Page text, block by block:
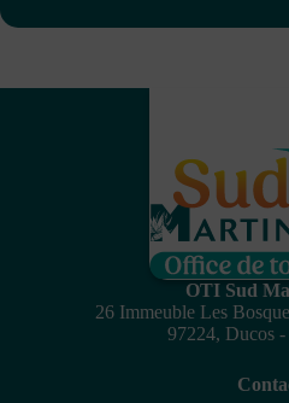
OTI Sud
26 Immeuble Les
97224, Ducos